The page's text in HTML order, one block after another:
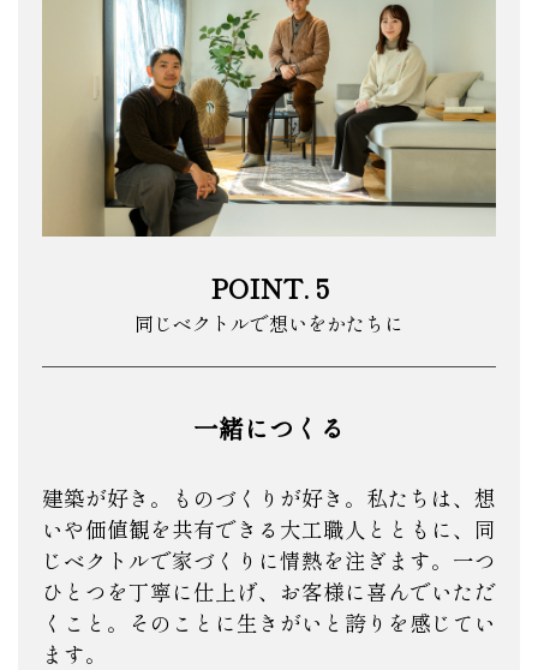
POINT. 5
同じベクトルで想いをかたちに
一緒につくる
建築が好き。ものづくりが好き。私たちは、想
いや価値観を共有できる大工職人とともに、同
じベクトルで家づくりに情熱を注ぎます。一つ
ひとつを丁寧に仕上げ、お客様に喜んでいただ
くこと。そのことに生きがいと誇りを感じてい
ます。